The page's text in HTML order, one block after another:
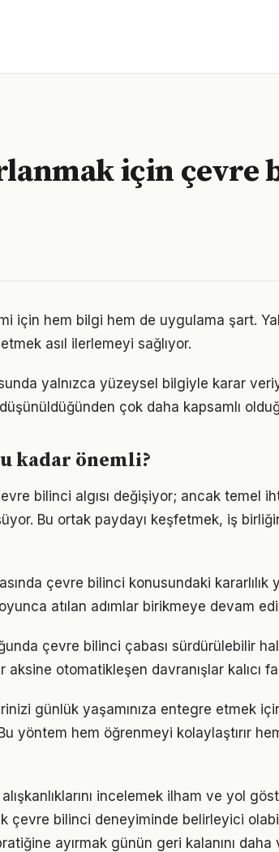
için çevre
için hem bilgi hem de uygulama şart.
asıl ilerlemeyi sağlıyor.
yalnızca yüzeysel bilgiyle karar
çok daha kapsamlı
kadar önemli?
bilinci algısı değişiyor; ancak temel
Bu ortak paydayı keşfetmek, iş
çevre bilinci konusundaki kararlılık
atılan adımlar birikmeye devam
çevre bilinci çabası sürdürülebilir
otomatikleşen davranışlar kalıcı
günlük yaşamınıza entegre etmek
yöntem hem öğrenmeyi kolaylaştırır
incelemek ilham ve yol
çevre bilinci deneyiminde belirleyici
ayırmak günün geri kalanını daha